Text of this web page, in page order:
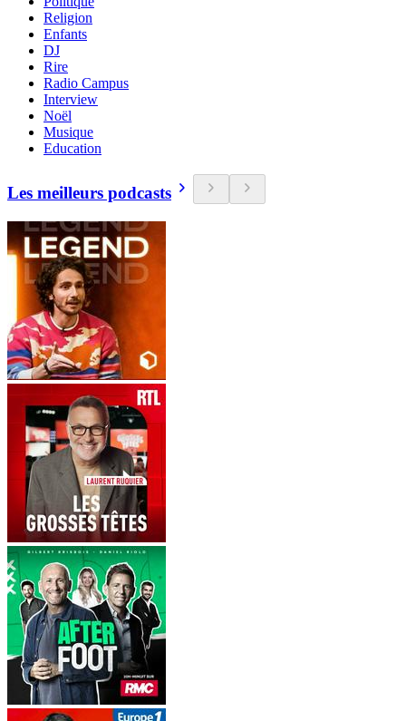
Religion
Enfants
DJ
Rire
Radio Campus
Interview
Noël
Musique
Education
Les meilleurs podcasts